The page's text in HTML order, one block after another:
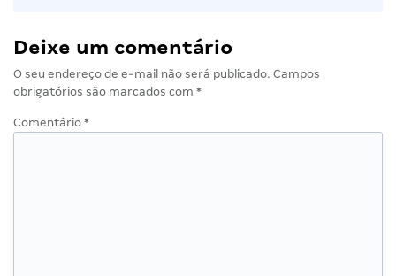
Deixe um comentário
O seu endereço de e-mail não será publicado. Campos
obrigatórios são marcados com *
Comentário *